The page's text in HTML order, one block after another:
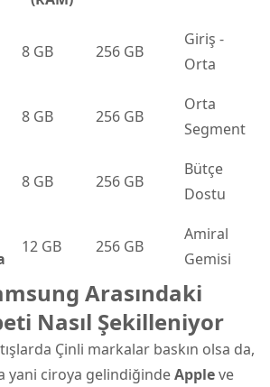
8 GB 256 GB
Giriş -
Orta
8 GB 256 GB
Orta
Segment
8 GB 256 GB
Bütçe
Dostu
12 GB 256 GB
Amiral
Gemisi
Arasındaki
Nasıl Şekilleniyor
Çinli markalar baskın olsa da,
yani ciroya gelindiğindeAppleve